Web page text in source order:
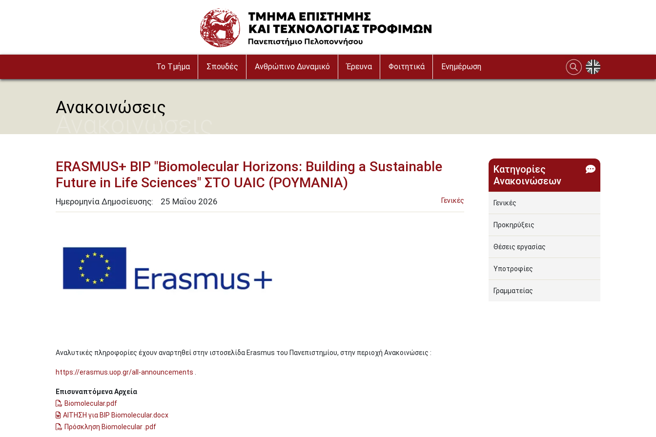
Image
To Τμήμα Σπουδές Ανθρώπινο Δυναμικό Έρευνα Φοιτητικά Ενημέρωση
Ανακοινώσεις
Ανακοινώσεις
ERASMUS+ BIP "Biomolecular Horizons: Building a Sustainable
Future in Life Sciences" ΣΤΟ UAIC (ΡΟΥΜΑΝΙΑ)
Γενικές
Ημερομηνία Δημοσίευσης: 25 Μαΐου 2026
Αναλυτικές πληροφορίες έχουν αναρτηθεί στην ιστοσελίδα Erasmus του Πανεπιστημίου, στην περιοχή Ανακοινώσεις :
https://erasmus.uop.gr/all-announcements
Επισυναπτόμενα Αρχεία
Biomolecular.pdf
ΑΙΤΗΣΗ για BIP Biomolecular.docx
Πρόσκληση Biomolecular .pdf
Κατηγορίες
Ανακοινώσεων
Γενικές
Προκηρύξεις
Θέσεις εργασίας
Υποτροφίες
Γραμματείας